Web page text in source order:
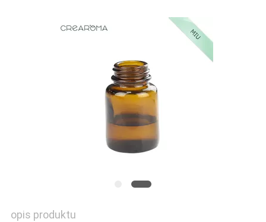
AKTUALNOŚCI
opis produktu